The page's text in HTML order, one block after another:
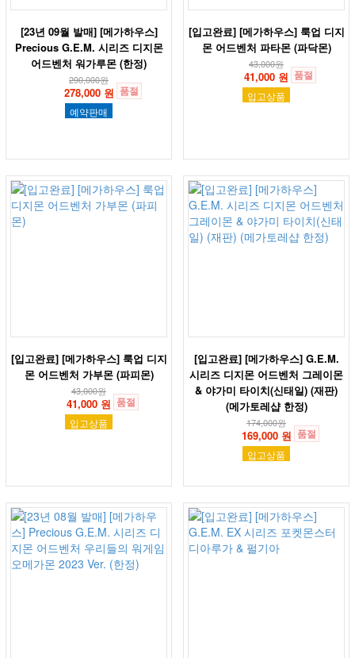
[23년 09월 발매] [메가하우스]
Precious G.E.M. 시리즈 디지몬
어드벤처 워가루몬 (한정)
290,000원
278,000 원 품절
예약판매
[입고완료] [메가하우스] 룩업 디지
몬 어드벤처 파타몬 (파닥몬)
43,000원
41,000 원 품절
입고상품
[입고완료] [메가하우스] 룩업 디지
몬 어드벤처 가부몬 (파피몬)
43,000원
41,000 원 품절
입고상품
[입고완료] [메가하우스] G.E.M.
시리즈 디지몬 어드벤처 그레이몬
& 야가미 타이치(신태일) (재판)
(메가토레샵 한정)
174,000원
169,000 원 품절
입고상품